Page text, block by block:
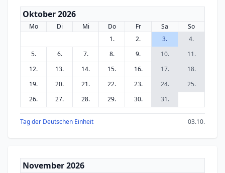
Oktober 2026
Mo Di Mi Do Fr Sa
So
1.
2. 3.
4.
5.
6. 7. 8. 9. 10.
11.
12.
13. 14. 15. 16. 17.
18.
19.
20. 21. 22. 23. 24.
25.
26.
27. 28. 29. 30. 31.
Tag der Deutschen Einheit 03.10.
November 2026